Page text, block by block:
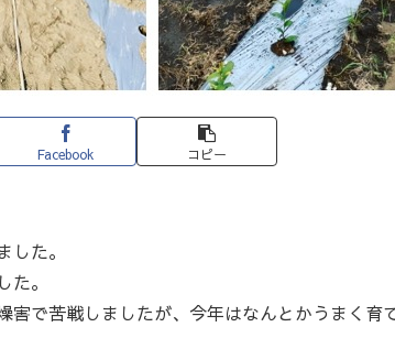
Facebook コピー
た。
。
で苦戦しましたが、今年はなんとかうまく育